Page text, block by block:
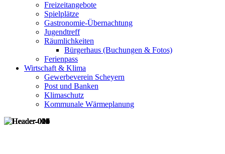
Freizeitangebote
Spielplätze
Gastronomie-Übernachtung
Jugendtreff
Räumlichkeiten
Bürgerhaus (Buchungen & Fotos)
Ferienpass
Wirtschaft & Klima
Gewerbeverein Scheyern
Post und Banken
Klimaschutz
Kommunale Wärmeplanung